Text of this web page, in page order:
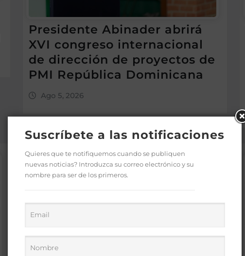
Presidente Abinader abrirá
XVI congreso internacional
de dirección de proyectos de
PMI República Dominicana
Ago 5, 2026
Suscríbete a las notificaciones
Quieres que te notifiquemos cuando se publiquen
nuevas noticias? Introduzca su correo electrónico y su
nombre para ser de los primeros.